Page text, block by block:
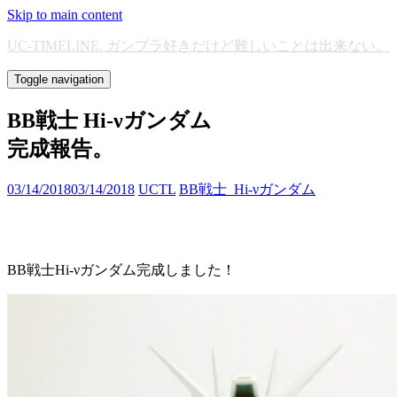
Skip to main content
UC-TIMELINE. ガンプラ好きだけど難しいことは出来ない。
Toggle navigation
BB戦士 Hi-νガンダム
完成報告。
03/14/201803/14/2018 UCTL BB戦士_Hi-νガンダム
BB戦士Hi-νガンダム完成しました！